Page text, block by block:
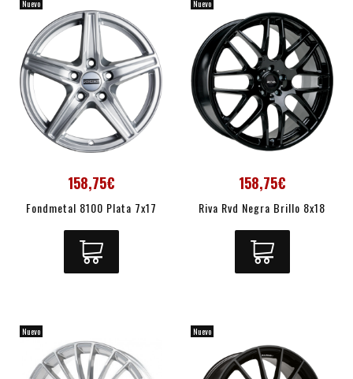
Nuevo
158,75€
Fondmetal 8100 Plata 7x17
Nuevo
158,75€
Riva Rvd Negra Brillo 8x18
Nuevo Nuevo